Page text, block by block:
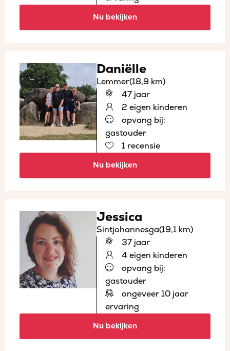
Nu bekijken
Daniëlle
Lemmer(18,9 km)
47 jaar
2 eigen kinderen
opvang bij:
gastouder
1 recensie
Nu bekijken
Jessica
Sintjohannesga(19,1 km)
37 jaar
4 eigen kinderen
opvang bij:
gastouder
ongeveer 10 jaar
ervaring
Nu bekijken